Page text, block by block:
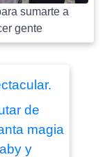
sumarte a
gente
de
magia
y